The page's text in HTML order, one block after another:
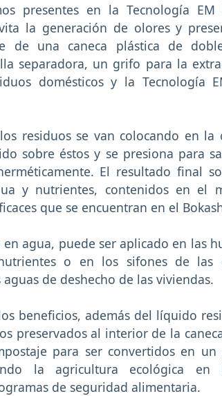
presentes en la Tecnología
la generación de olores y
de una caneca plástica de
separadora, un grifo para la
domésticos y la Tecnología
residuos se van colocando en la
sobre éstos y se presiona para
El resultado final
y nutrientes, contenidos en el
que se encuentran en el
agua, puede ser aplicado en las
o en los sifones de las
de deshecho de las viviendas.
beneficios, además del líquido
preservados al interior de la
para ser convertidos en
la agricultura ecológica en
de seguridad alimentaria.